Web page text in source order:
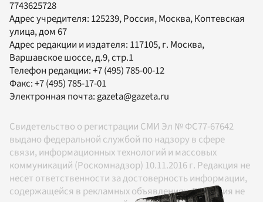
7743625728
Адрес учредителя: 125239, Россия, Москва, Коптевская
улица, дом 67
Адрес редакции и издателя: 117105, г. Москва,
Варшавское шоссе, д.9, стр.1
Телефон редакции:+7 (495) 785-00-12
Факс:+7 (495) 785-17-01
Электронная почта:gazeta@gazeta.ru
Свидетельство о регистрации СМИ Эл № ФС77-67642
выдано федеральной службой по надзору в сфере
связи, информационных технологий и массовых
коммуникаций (Роскомнадзор) 10.11.2016 г. Редакция не
несет ответственности за достоверность информации,
содержащейся в рекламных объявлениях. Редакция не